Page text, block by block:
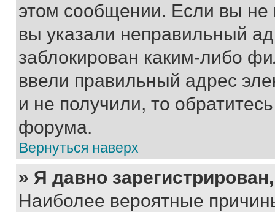
этом сообщении. Если вы
вы указали неправильный
заблокирован каким-либо
ввели правильный адрес
и не получили, то
форума.
Вернуться наверх
» Я давно
Наиболее вероятные